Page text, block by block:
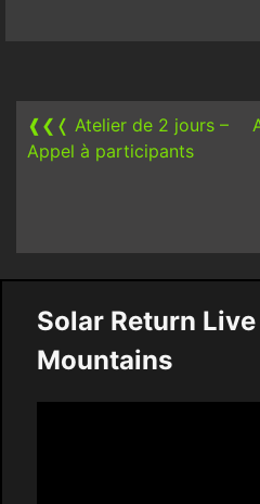
navigation
❰❮❬ Atelier de 2 jours –
Appel à participants
Solar Return
Mountains